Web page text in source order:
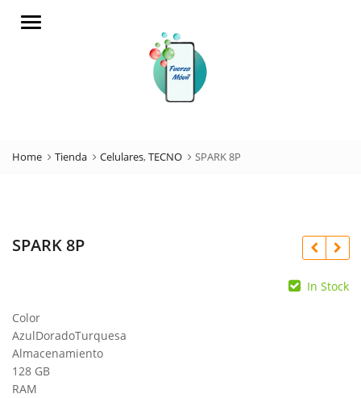
Menu
Home Tienda Celulares,TECNO SPARK 8P
SPARK 8P
In Stock
Color
AzulDoradoTurquesa
Almacenamiento
128 GB
RAM